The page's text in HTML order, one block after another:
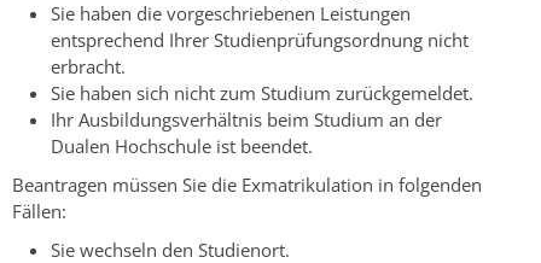
Sie haben die vorgeschriebenen Leistungen
entsprechend Ihrer Studienprüfungsordnung nicht
erbracht.
Sie haben sich nicht zum Studium zurückgemeldet.
Ihr Ausbildungsverhältnis beim Studium an der
Dualen Hochschule ist beendet.
Beantragen müssen Sie die Exmatrikulation in folgenden
Fällen:
Sie wechseln den Studienort.